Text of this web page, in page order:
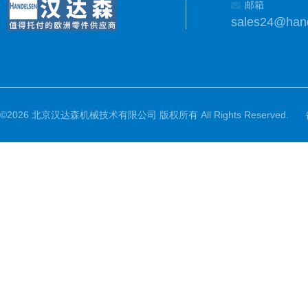
邮箱
©2026 北京汉达森机械技术有限公司 版权所有 All Rights Reserved.